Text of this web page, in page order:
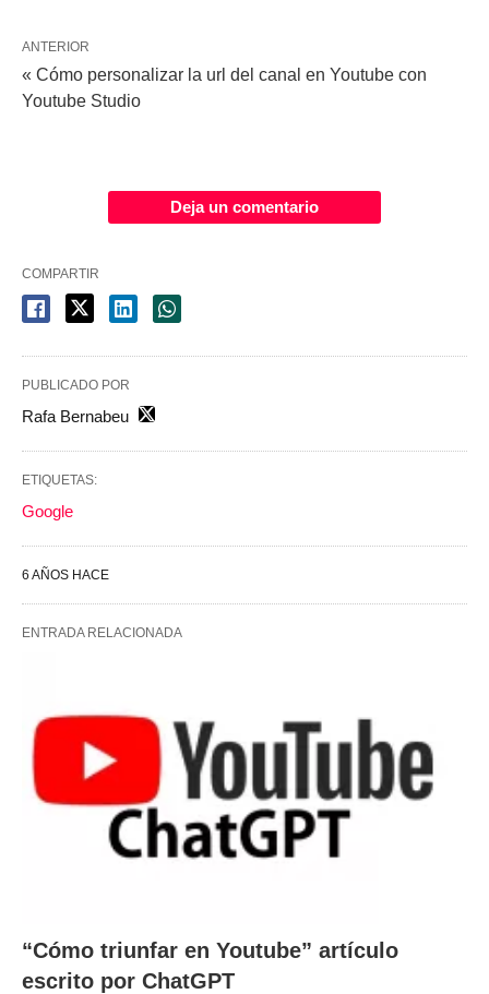
ANTERIOR
« Cómo personalizar la url del canal en Youtube con
Youtube Studio
Deja un comentario
COMPARTIR
PUBLICADO POR
Rafa Bernabeu
ETIQUETAS:
Google
6 AÑOS HACE
ENTRADA RELACIONADA
“Cómo triunfar en Youtube” artículo
escrito por ChatGPT